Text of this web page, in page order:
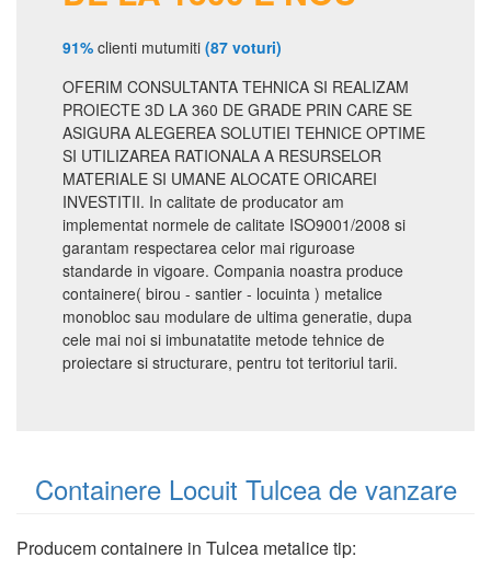
91% clienti mutumiti (87 voturi)
OFERIM CONSULTANTA TEHNICA SI REALIZAM
PROIECTE 3D LA 360 DE GRADE PRIN CARE SE
ASIGURA ALEGEREA SOLUTIEI TEHNICE OPTIME
SI UTILIZAREA RATIONALA A RESURSELOR
MATERIALE SI UMANE ALOCATE ORICAREI
INVESTITII. In calitate de producator am
implementat normele de calitate ISO9001/2008 si
garantam respectarea celor mai riguroase
standarde in vigoare. Compania noastra produce
containere( birou - santier - locuinta ) metalice
monobloc sau modulare de ultima generatie, dupa
cele mai noi si imbunatatite metode tehnice de
proiectare si structurare, pentru tot teritoriul tarii.
Containere Locuit Tulcea de vanzare
Producem containere in Tulcea metalice tip: